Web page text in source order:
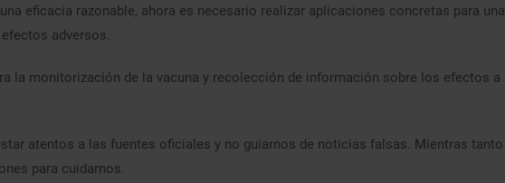
eficacia razonable, ahora es necesario realizar aplicaciones concretas para una
adversos.
la monitorización de la vacuna y recolección de información sobre los efectos a
atentos a las fuentes oficiales y no guiarnos de noticias falsas. Mientras tanto
para cuidarnos.